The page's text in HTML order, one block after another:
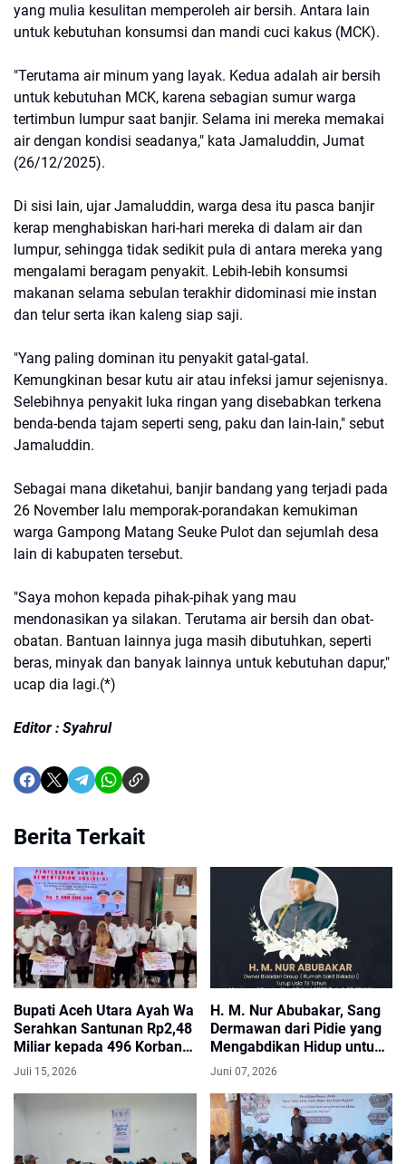
yang mulia kesulitan memperoleh air bersih. Antara lain
untuk kebutuhan konsumsi dan mandi cuci kakus (MCK).
"Terutama air minum yang layak. Kedua adalah air bersih
untuk kebutuhan MCK, karena sebagian sumur warga
tertimbun lumpur saat banjir. Selama ini mereka memakai
air dengan kondisi seadanya," kata Jamaluddin, Jumat
(26/12/2025).
Di sisi lain, ujar Jamaluddin, warga desa itu pasca banjir
kerap menghabiskan hari-hari mereka di dalam air dan
lumpur, sehingga tidak sedikit pula di antara mereka yang
mengalami beragam penyakit. Lebih-lebih konsumsi
makanan selama sebulan terakhir didominasi mie instan
dan telur serta ikan kaleng siap saji.
"Yang paling dominan itu penyakit gatal-gatal.
Kemungkinan besar kutu air atau infeksi jamur sejenisnya.
Selebihnya penyakit luka ringan yang disebabkan terkena
benda-benda tajam seperti seng, paku dan lain-lain," sebut
Jamaluddin.
Sebagai mana diketahui, banjir bandang yang terjadi pada
26 November lalu memporak-porandakan kemukiman
warga Gampong Matang Seuke Pulot dan sejumlah desa
lain di kabupaten tersebut.
"Saya mohon kepada pihak-pihak yang mau
mendonasikan ya silakan. Terutama air bersih dan obat-
obatan. Bantuan lainnya juga masih dibutuhkan, seperti
beras, minyak dan banyak lainnya untuk kebutuhan dapur,"
ucap dia lagi.(*)
Editor : Syahrul
Berita Terkait
Bupati Aceh Utara Ayah Wa
Serahkan Santunan Rp2,48
Miliar kepada 496 Korban
Luka Berat Penyintas Banjir
Juli 15, 2026
H. M. Nur Abubakar, Sang
Dermawan dari Pidie yang
Mengabdikan Hidup untuk
Kesehatan dan
Kemanusiaan
Juni 07, 2026